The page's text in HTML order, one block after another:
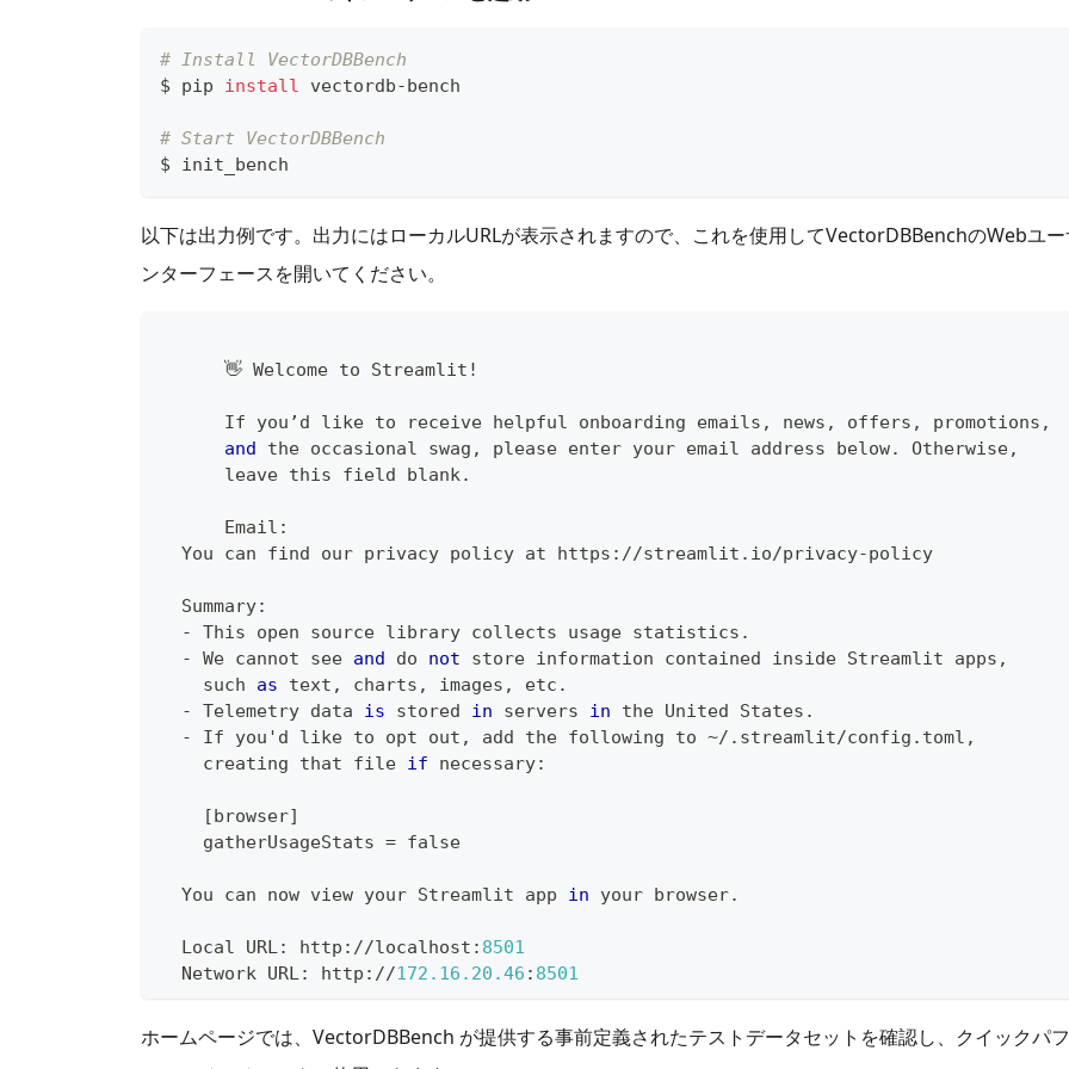
# Install VectorDBBench
$ pip install vectordb-bench
# Start VectorDBBench
$ init_bench
以下は出力例です。出力にはローカルURLが表示されますので、これを使用してVectorDBBenchのWebユ
ンターフェースを開いてください。
      👋 Welcome to Streamlit!
      If you’d like to receive helpful onboarding emails
, news , offers , promotions ,
and the occasional swag , please enter your email address below. Otherwise,
      leave this field blank
.
      Email
:
  You can find our privacy policy at https
: //streamlit . io/privacy-policy
  Summary
:
-
This open source library collects usage statistics .
-
We cannot see and do not store information contained inside Streamlit apps ,
    such
as text , charts , images , etc .
-
Telemetry data is stored in servers in the United States .
-
If you'd like to opt out , add the following to ~/ . streamlit/config . toml ,
    creating that
file if necessary:
[browser]
    gatherUsageStats
= false
  You can now view your Streamlit app
in your browser.
  Local URL
: http : //localhost : 8501
  Network URL
: http : //172.16 .20 .46 : 8501
ホームページでは、VectorDBBench が提供する事前定義されたテストデータセットを確認し、クイックパ